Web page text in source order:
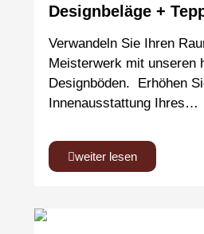
Designbeläge +
Verwandeln Sie Ihren
Meisterwerk mit unseren
Designböden. Erhöhen
Innenausstattung Ihres…
weiter lesen